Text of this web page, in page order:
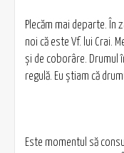
Plecăm mai departe. În
noi că este Vf. lui Crai.
şi de coborâre. Drumul
regulă. Eu ştiam că
Este momentul să